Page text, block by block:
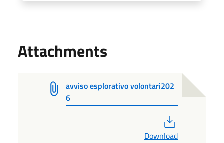
Attachments
avviso esplorativo volontari202
6
Download